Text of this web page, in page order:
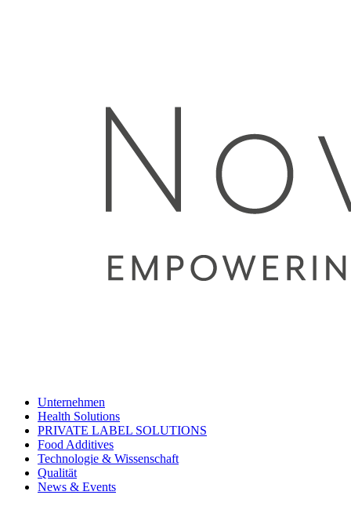
Unternehmen
Health Solutions
PRIVATE LABEL SOLUTIONS
Food Additives
Technologie & Wissenschaft
Qualität
News & Events